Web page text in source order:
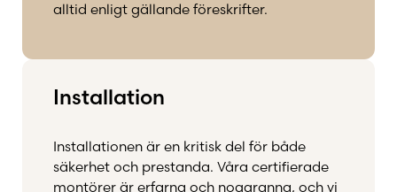
alltid enligt gällande föreskrifter.
Installation
Installationen är en kritisk del för både
säkerhet och prestanda. Våra certifierade
montörer är erfarna och noggranna, och vi